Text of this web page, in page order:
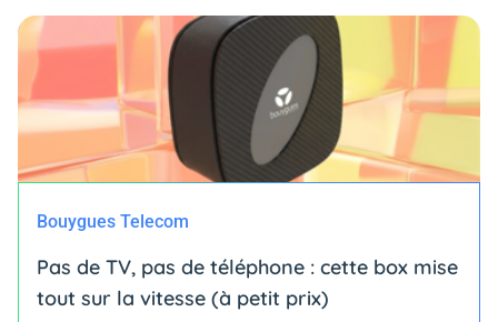
Bouygues Telecom
Pas de TV, pas de téléphone : cette box mise
tout sur la vitesse (à petit prix)